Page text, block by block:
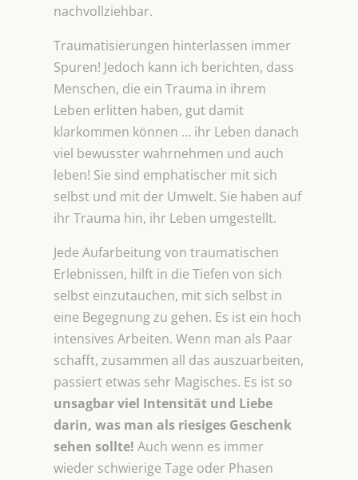
nachvollziehbar.
Traumatisierungen hinterlassen immer
Spuren! Jedoch kann ich berichten, dass
Menschen, die ein Trauma in ihrem
Leben erlitten haben, gut damit
klarkommen können … ihr Leben danach
viel bewusster wahrnehmen und auch
leben! Sie sind emphatischer mit sich
selbst und mit der Umwelt. Sie haben auf
ihr Trauma hin, ihr Leben umgestellt.
Jede Aufarbeitung von traumatischen
Erlebnissen, hilft in die Tiefen von sich
selbst einzutauchen, mit sich selbst in
eine Begegnung zu gehen. Es ist ein hoch
intensives Arbeiten. Wenn man als Paar
schafft, zusammen all das auszuarbeiten,
passiert etwas sehr Magisches. Es ist so
unsagbar viel Intensität und Liebe
darin, was man als riesiges Geschenk
sehen sollte! Auch wenn es immer
wieder schwierige Tage oder Phasen